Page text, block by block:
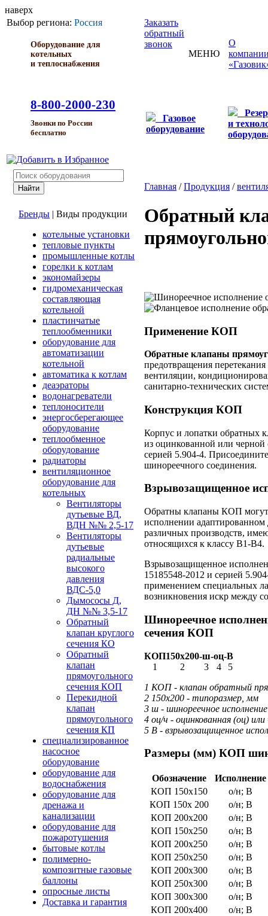
наверх
Выбор региона: Россия
Оборудование для
котельных
и теплоснабжения
8-800-2000-230
Звонки по России
бесплатно
Заказать
обратный
звонок
МЕНЮ
О
Газовое
оборудование
и
Бренды | Виды продукции
котельные установки
тепловые пункты
промышленные котлы
горелки к котлам
экономайзеры
гидромеханическая
составляющая
котельной
пластинчатые
теплообменники
оборудование для
автоматизации
котельной
автоматика к котлам
деаэраторы
водонагреватели
теплоносители
энергосберегающее
оборудование
теплообменное
оборудование
радиаторы
вентиляционное
оборудование для
котельных
Вентиляторы
дутьевые ВД,
ВДН №№ 2,5-17
Вентиляторы
дутьевые
радиальные
высокого
давления
ВДС-5,0
Дымососы Д,
ДН №№ 3,5-17
Обратный
клапан круглого
сечения КО
Обратный
клапан
прямоугольного
сечения КОП
Перекидной
клапан
прямоугольного
сечения КП
специализированное
насосное
оборудование
оборудование для
водоснабжения
оборудование для
дренажа и
канализации
оборудование для
пожаротушения
бытовые котлы
полимерно-
композитные газовые
баллоны
опросные листы
Доставка и гарантия
Главная /Продукция /
Обратный
Применение КОП
Обратные клапаны
предотвращения
вентиляции,
санитарно-технических
Конструкция КОП
Корпус и лопатки обратных
из оцинкованной или черной
серией 5.904-4.
шинореечного соединения.
Взрывозащищенное
Обратны клапаны КОП
исполнении адаптированном
различных производств,
относящихся к классу В1-В4.
Взрывозащищенное
15185548-2012 и серией
применением специальных
возникновения искр между
Шинореечное
сечения КОП
КОП150х200-ш-оц-В
1
2 3 4
5
1 КОП - клапан обратный
2 150х200 - типоразмер, мм
3 ш - шинореечное исполнение
4 оц/ч - оцинкованная (оц)
5 В - взрывозащищенное
Размеры (мм) КОП
Обозначение
Исполнение
КОП 150х150
о/н; В
КОП 150х 200
о/н; В
КОП 200х200
о/н; В
КОП 150х250
о/н; В
КОП 200х250
о/н; В
КОП 250х250
о/н; В
КОП 200х300
о/н; В
КОП 250х300
о/н; В
КОП 300х300
о/н; В
КОП 200х400
о/н; В